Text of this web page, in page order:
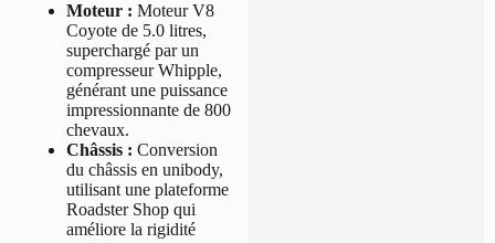
Moteur : Moteur V8
Coyote de 5.0 litres,
superchargé par un
compresseur Whipple,
générant une puissance
impressionnante de 800
chevaux.
Châssis : Conversion
du châssis en unibody,
utilisant une plateforme
Roadster Shop qui
améliore la rigidité